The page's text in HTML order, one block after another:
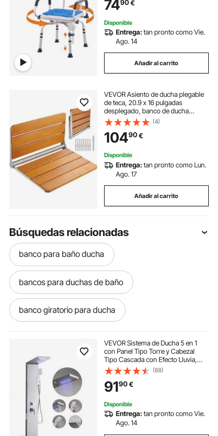
antideslizante para personas
mayores discapacitadas
lesionadas, capacidad de 400 libras
7490€
Disponible
Entrega:tan pronto como Vie.
Ago. 14
Añadir al carrito
VEVOR Asiento de ducha plegable
de teca, 20.9 x 16 pulgadas
desplegado, banco de ducha
plegable montado en la pared con
capacidad de carga de 500 libras,
silla de ducha plegable para el
cuidado del hogar que ahorra
espacio, para personas mayores,
mujeres embarazadas y niños
(4)
10490€
Disponible
Entrega:tan pronto como Lun.
Ago. 17
Añadir al carrito
Búsquedas relacionadas
banco para baño ducha
bancos para duchas de baño
banco giratorio para ducha
banco ducha madera
bancos de madera para duchas
banco para la ducha de madera
VEVOR Sistema de Ducha 5 en 1
con Panel Tipo Torre y Cabezal
Tipo Cascada con Efecto Lluvia,
LED, Columna de Ducha de Acero
Inoxidable Cepillado, Grifo 5
Funciones, con Caño de Mano y de
Bañera
(88)
9190€
Disponible
Entrega:tan pronto como Vie.
Ago. 14